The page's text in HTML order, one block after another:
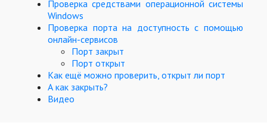
Культура и общество
Мода и стиль
Хобби и развлечения
Финансы
Проверка средствами операционной системы
Windows
Проверка порта на доступность с помощью
онлайн-сервисов
Порт закрыт
Порт открыт
Как ещё можно проверить, открыт ли порт
А как закрыть?
Видео